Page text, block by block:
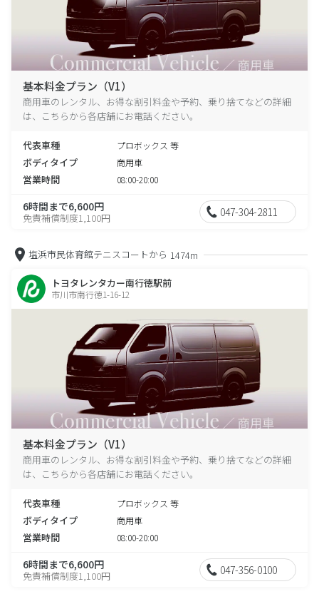
基本料金プラン（V1）
商用車のレンタル、お得な割引料金や予約、乗り捨てなどの詳細
は、こちらから各店舗にお電話ください。
代表車種 プロボックス 等
ボディタイプ 商用車
営業時間 08:00-20:00
6時間まで6,600円
免責補償制度1,100円 047-304-2811
塩浜市民体育館テニスコートから 1474m
トヨタレンタカー南行徳駅前
市川市南行徳1-16-12
基本料金プラン（V1）
商用車のレンタル、お得な割引料金や予約、乗り捨てなどの詳細
は、こちらから各店舗にお電話ください。
代表車種 プロボックス 等
ボディタイプ 商用車
営業時間 08:00-20:00
6時間まで6,600円
免責補償制度1,100円 047-356-0100